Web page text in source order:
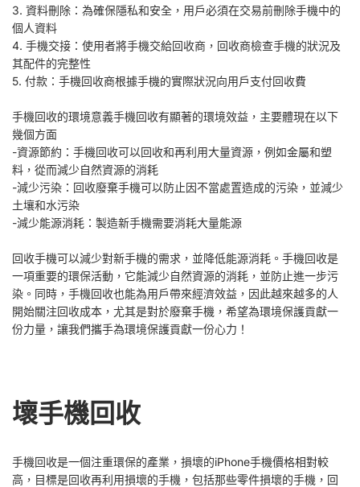
3. 資料刪除：為確保隱私和安全，用戶必須在交易前刪除手機中的
個人資料
4. 手機交接：使用者將手機交給回收商，回收商檢查手機的狀況及
其配件的完整性
5. 付款：手機回收商根據手機的實際狀況向用戶支付回收費
手機回收的環境意義手機回收有顯著的環境效益，主要體現在以下
幾個方面
-資源節約：手機回收可以回收和再利用大量資源，例如金屬和塑
料，從而減少自然資源的消耗
-減少污染：回收廢棄手機可以防止因不當處置造成的污染，並減少
土壤和水污染
-減少能源消耗：製造新手機需要消耗大量能源
回收手機可以減少對新手機的需求，並降低能源消耗。手機回收是
一項重要的環保活動，它能減少自然資源的消耗，並防止進一步污
染。同時，手機回收也能為用戶帶來經濟效益，因此越來越多的人
開始關注回收成本，尤其是對於廢棄手機，希望為環境保護貢獻一
份力量，讓我們攜手為環境保護貢獻一份心力！
壞手機回收
手機回收是一個注重環保的產業，損壞的iPhone手機價格相對較
高，目標是回收再利用損壞的手機，包括那些零件損壞的手機，回